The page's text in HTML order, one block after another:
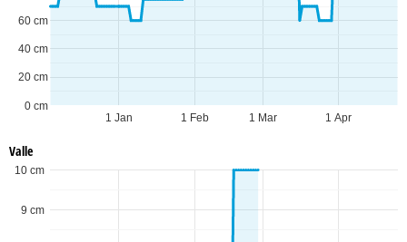
1 Jan 1 Feb 1 Mar 1 Apr
0 cm
20 cm
40 cm
60 cm
Valle
9 cm
10 cm